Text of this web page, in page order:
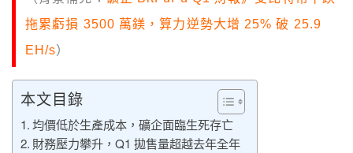
拖累虧損 3500 萬鎂，算力逆勢大增 25% 破 25.9
EH/s）
本文目錄
均價低於生產成本，礦企面臨生死存亡
財務壓力攀升，Q1 拋售量超越去年全年